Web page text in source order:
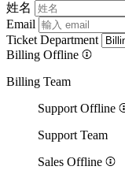
姓名
Email
Ticket Department
Billing Offline
Billing Team
Support Offline
Support Team
Sales Offline